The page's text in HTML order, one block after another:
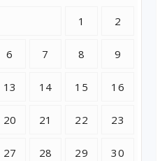
1 2
6 7 8 9
13 14 15 16
20 21 22 23
27 28 29 30